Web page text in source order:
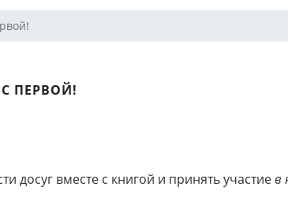
ПЕРВОЙ!
досуг вместе с книгой и принять участиев